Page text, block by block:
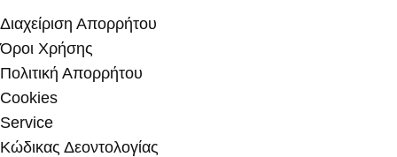
Διαχείριση Απορρήτου
Όροι Χρήσης
Πολιτική Απορρήτου
Cookies
Service
Κώδικας Δεοντολογίας